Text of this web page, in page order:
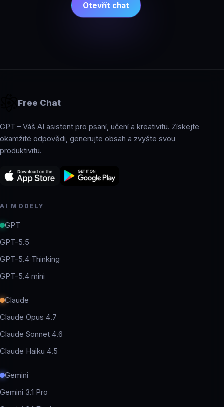
Otevřít chat
Free Chat
GPT – Váš AI asistent pro psaní, učení a kreativitu. Získejte
okamžité odpovědi, generujte obsah a zvyšte svou
produktivitu.
AI MODELY
GPT
GPT-5.5
GPT-5.4 Thinking
GPT-5.4 mini
Claude
Claude Opus 4.7
Claude Sonnet 4.6
Claude Haiku 4.5
Gemini
Gemini 3.1 Pro